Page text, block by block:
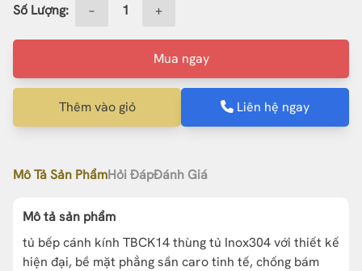
Số Lượng: − +
Mua ngay
Thêm vào giỏ Liên hệ ngay
Mô Tả Sản PhẩmHỏi ĐápĐánh Giá
Mô tả sản phẩm
tủ bếp cánh kính TBCK14 thùng tủ Inox304 với thiết kế
hiện đại, bề mặt phẳng sần caro tinh tế, chống bám